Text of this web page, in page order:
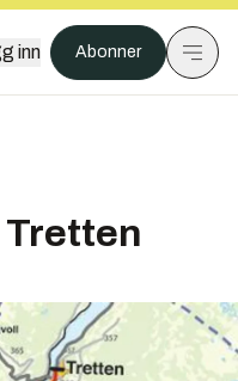
inn Abonner
Tretten